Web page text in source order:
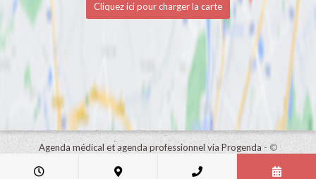
Cliquez ici pour charger la carte
Agenda médical et agenda professionnel via Progenda- ©